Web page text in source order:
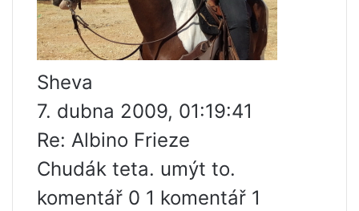
Sheva
7. dubna 2009, 01:19:41
Re: Albino Frieze
Chudák teta. umýt to.
komentář 0 1 komentář 1